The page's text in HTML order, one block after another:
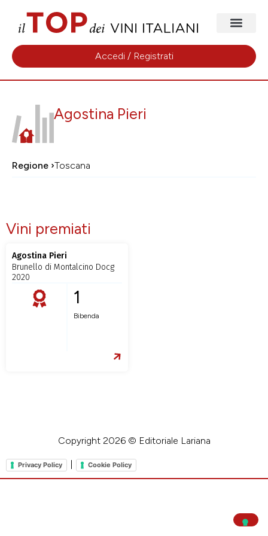
Accedi / Registrati
Agostina Pieri
Regione ›Toscana
Vini premiati
Agostina Pieri
Brunello di Montalcino Docg
2020
1
Bibenda
Copyright 2026 © Editoriale Lariana
Privacy Policy Cookie Policy